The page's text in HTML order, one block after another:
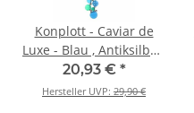
Konplott - Caviar de
Luxe - Blau , Antiksilber,
Halskette mit Anhänger
20,93 € *
Hersteller UVP: 29,90 €